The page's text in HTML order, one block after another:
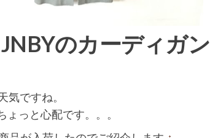
のカーディガン
気ですね。
っと心配です。。。